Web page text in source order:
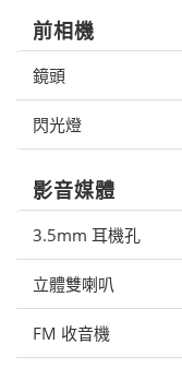
前相機
鏡頭
閃光燈
影音媒體
3.5mm 耳機孔
立體雙喇叭
FM 收音機